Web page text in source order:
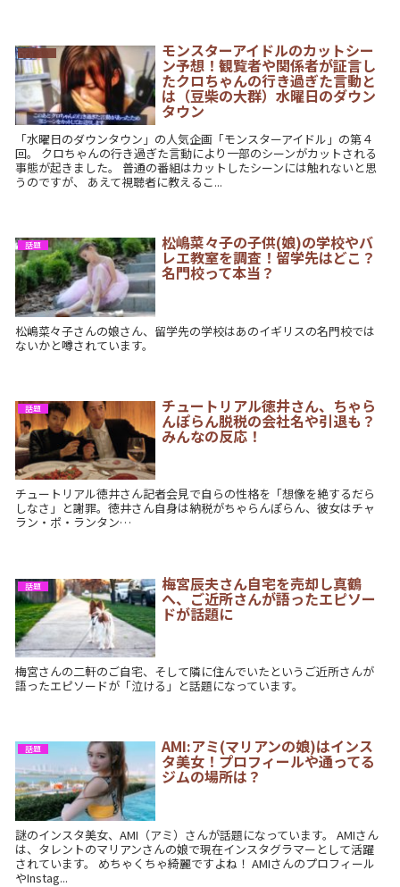
モンスターアイドルのカットシー
ン予想！観覧者や関係者が証言し
たクロちゃんの行き過ぎた言動と
は（豆柴の大群）水曜日のダウン
タウン
「水曜日のダウンタウン」の人気企画「モンスターアイドル」の第４
回。 クロちゃんの行き過ぎた言動により一部のシーンがカットされる
事態が起きました。 普通の番組はカットしたシーンには触れないと思
うのですが、 あえて視聴者に教えるこ...
話題 松嶋菜々子の子供(娘)の学校やバ
レエ教室を調査！留学先はどこ？
名門校って本当？
松嶋菜々子さんの娘さん、留学先の学校はあのイギリスの名門校では
ないかと噂されています。
話題 チュートリアル徳井さん、ちゃら
んぽらん脱税の会社名や引退も？
みんなの反応！
チュートリアル徳井さん記者会見で自らの性格を「想像を絶するだら
しなさ」と謝罪。徳井さん自身は納税がちゃらんぽらん、彼女はチャ
ラン・ポ・ランタン…
話題 梅宮辰夫さん自宅を売却し真鶴
へ、ご近所さんが語ったエピソー
ドが話題に
梅宮さんの二軒のご自宅、そして隣に住んでいたというご近所さんが
語ったエピソードが「泣ける」と話題になっています。
話題 AMI:アミ(マリアンの娘)はインス
タ美女！プロフィールや通ってる
ジムの場所は？
謎のインスタ美女、AMI（アミ）さんが話題になっています。 AMIさん
は、タレントのマリアンさんの娘で現在インスタグラマーとして活躍
されています。 めちゃくちゃ綺麗ですよね！ AMIさんのプロフィール
やInstag...